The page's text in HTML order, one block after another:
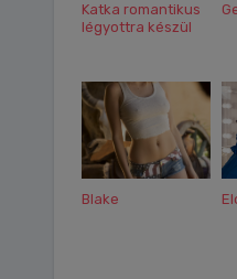
Katka romantikus
légyottra készül
Blake